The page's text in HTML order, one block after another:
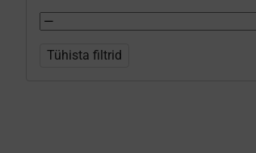
Tühista filtrid